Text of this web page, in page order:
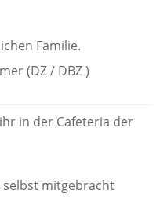
Familie.
(DZ / DBZ )
in der Cafeteria der
mitgebracht